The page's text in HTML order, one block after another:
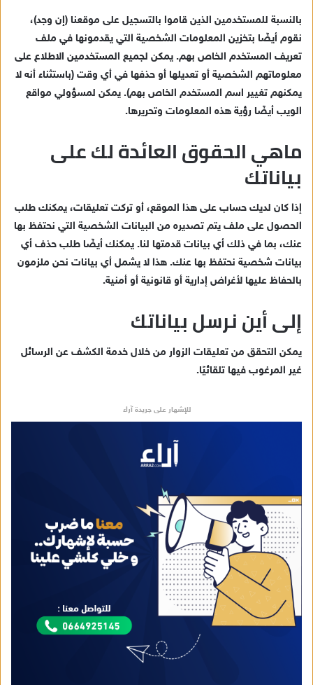
بالنسبة للمستخدمين الذين قاموا بالتسجيل على موقعنا (إن وجد)،
نقوم أيضًا بتخزين المعلومات الشخصية التي يقدمونها في ملف
تعريف المستخدم الخاص بهم. يمكن لجميع المستخدمين الاطلاع على
معلوماتهم الشخصية أو تعديلها أو حذفها في أي وقت (باستثناء أنه لا
يمكنهم تغيير اسم المستخدم الخاص بهم). يمكن لمسؤولي مواقع
الويب أيضًا رؤية هذه المعلومات وتحريرها.
ماهي الحقوق العائدة لك على
بياناتك
إذا كان لديك حساب على هذا الموقع، أو تركت تعليقات، يمكنك طلب
الحصول على ملف يتم تصديره من البيانات الشخصية التي نحتفظ بها
عنك، بما في ذلك أي بيانات قدمتها لنا. يمكنك أيضًا طلب حذف أي
بيانات شخصية نحتفظ بها عنك. هذا لا يشمل أي بيانات نحن ملزمون
بالحفاظ عليها لأغراض إدارية أو قانونية أو أمنية.
إلى أين نرسل بياناتك
يمكن التحقق من تعليقات الزوار من خلال خدمة الكشف عن الرسائل
غير المرغوب فيها تلقائيًا.
للإشهار على جريدة آراء